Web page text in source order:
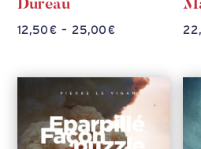
Dureau
12,50€ – 25,00€Plage
12,50 €
à
25,00 €